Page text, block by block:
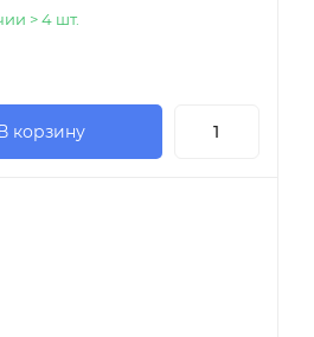
> 4 шт.
В корзину